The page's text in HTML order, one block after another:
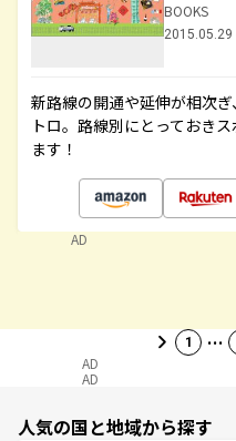
BOOKS
2015.05.29
新路線の開通や延伸が相次
トロ。路線別にとっておき
ます！
AD
1 …
AD
AD
人気の国と地域から探す